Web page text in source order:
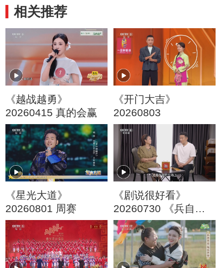
相关推荐
《越战越勇》
20260415 真的会赢
《开门大吉》
20260803
《星光大道》
20260801 周赛
《剧说很好看》
20260730 《兵自风
中来》